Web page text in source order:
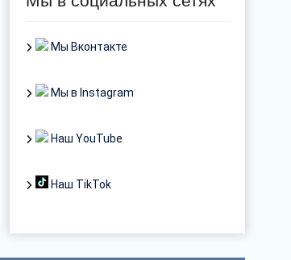
Мы Вконтакте
Мы в Instagram
Наш YouTube
Наш TikTok